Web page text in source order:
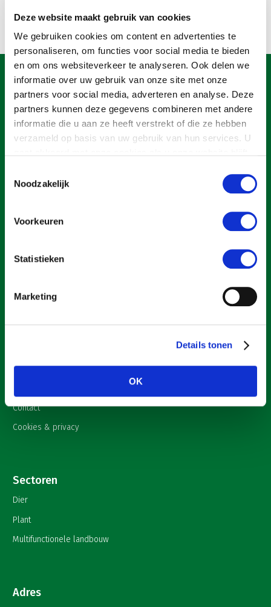
Deze website maakt gebruik van cookies
We gebruiken cookies om content en advertenties te
personaliseren, om functies voor social media te bieden
en om ons websiteverkeer te analyseren. Ook delen we
informatie over uw gebruik van onze site met onze
partners voor social media, adverteren en analyse. Deze
partners kunnen deze gegevens combineren met andere
informatie die u aan ze heeft verstrekt of die ze hebben
verzameld op basis van uw gebruik van hun services. U
Noodzakelijk
Voorkeuren
Statistieken
Marketing
Details tonen
OK
Biologische Landbouw
Geitenhouderij
Kalverhouderij
Konijnenhouderij
Melkveehouderij
Paardenhouderij
Varkenshouderij
Plant
Akkerbouw
Biologische Landbouw
Bollenteelt
Bomen, vaste planten en zomerbloemen
Fruitteelt
Vollegrondsgroente
Multifunctionele landbouw
Multifunctioneel
Vrouw en Bedrijf
Onderwerpen
Nieuws
Nieuwsabonnement
Webinars
LTO Nederland
Medewerkers
Vacatures
Contact
Een ondernemers- en werkgeversorganisatie met meerwaarde,
voor een sector met meerwaarde. Dat is Land- en Tuinbouw
Over LTO
Onderwerpen
Contact
Cookies & privacy
Sectoren
Dier
Plant
Multifunctionele landbouw
Adres